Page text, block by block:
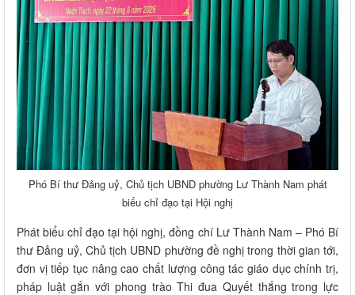
Phó Bí thư Đảng uỷ, Chủ tịch UBND phường Lư Thành Nam phát
biểu chỉ đạo tại Hội nghị
Phát biểu chỉ đạo tại hội nghị, đồng chí Lư Thành Nam – Phó Bí
thư Đảng uỷ, Chủ tịch UBND phường đề nghị trong thời gian tới,
đơn vị tiếp tục nâng cao chất lượng công tác giáo dục chính trị,
pháp luật gắn với phong trào Thi đua Quyết thắng trong lực